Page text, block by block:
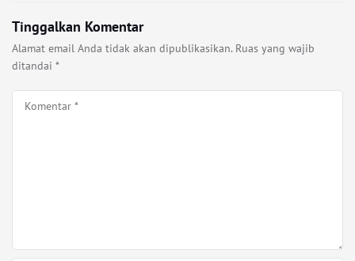
Tinggalkan Komentar
Alamat email Anda tidak akan dipublikasikan. Ruas yang wajib
ditandai *